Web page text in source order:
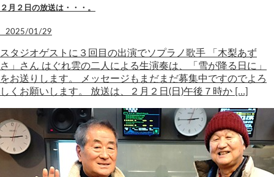
２月２日の放送は・・・。
2025/01/29
スタジオゲストに３回目の出演でソプラノ歌手 「木梨あず
さ」さん はぐれ雲の二人による生演奏は、「雪が降る日に」
をお送りします。 メッセージもまだまだ募集中ですのでよろ
しくお願いします。 放送は、２月２日(日)午後７時か […]